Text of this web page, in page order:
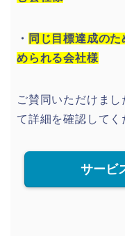
・ 同じ目標達成の
められる会社様
ご賛同いただけま
て詳細を確認してく
サービ